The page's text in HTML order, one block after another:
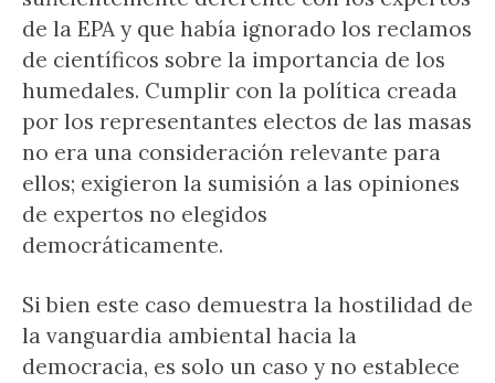
de la EPA y que había ignorado los reclamos
de científicos sobre la importancia de los
humedales. Cumplir con la política creada
por los representantes electos de las masas
no era una consideración relevante para
ellos; exigieron la sumisión a las opiniones
de expertos no elegidos
democráticamente.
Si bien este caso demuestra la hostilidad de
la vanguardia ambiental hacia la
democracia, es solo un caso y no establece